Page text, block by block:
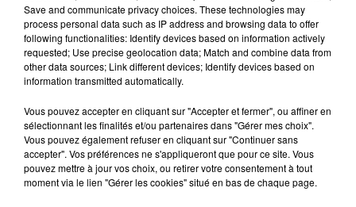
Flash infos
Crédit :Flash infos
Save and communicate privacy choices. These technologies may
process personal data such as IP address and browsing data to offer
following functionalities: Identify devices based on information actively
requested; Use precise geolocation data; Match and combine data from
other data sources; Link different devices; Identify devices based on
information transmitted automatically.
Vous pouvez accepter en cliquant sur "Accepter et fermer", ou affiner en
sélectionnant les finalités et/ou partenaires dans "Gérer mes choix".
Vous pouvez également refuser en cliquant sur "Continuer sans
accepter". Vos préférences ne s'appliqueront que pour ce site. Vous
pouvez mettre à jour vos choix, ou retirer votre consentement à tout
moment via le lien "Gérer les cookies" situé en bas de chaque page.